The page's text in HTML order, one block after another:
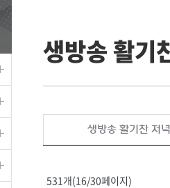
보은
옥천
인생내컷
테마기행 길
시청자 FLEX
특집프로그램
16:00
우리 고
생방송 활기
생방송 활기찬 저녁
531개(16/30페이지)